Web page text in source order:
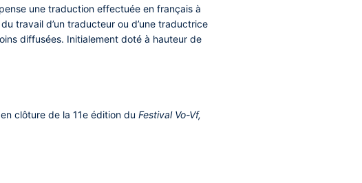
une traduction effectuée en français à
travail d’un traducteur ou d’une traductrice
diffusées. Initialement doté à hauteur de
clôture de la 11e édition du Festival Vo-Vf,